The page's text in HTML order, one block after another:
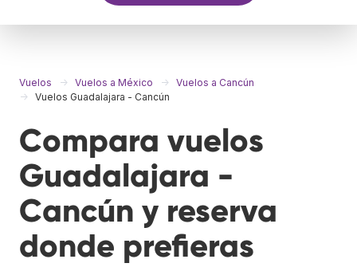
Vuelos Vuelos a México
Vuelos a Cancún
Vuelos Guadalajara - Cancún
Compara vuelos
Guadalajara -
Cancún y reserva
donde prefieras